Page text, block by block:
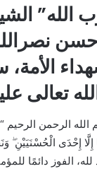
الله”
الأمة،
تعالى
الرحمن الرحيم
هَلْ تَرَبَّصُونَ بِنَا إِلَّا
الفوز دائمًا